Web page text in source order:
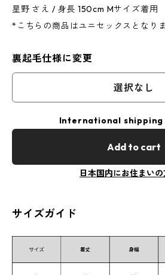
星野 さえ / 身長 150cm Mサイズ着用
*こちらの商品はユニセックスとなりま
裏起毛仕様に変更
選択なし
International shipping
Add to cart
日本国内にお住まい
サイズガイド